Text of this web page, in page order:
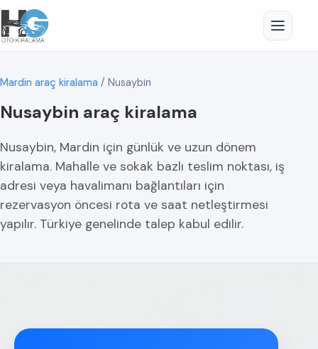
Mardin araç kiralama / Nusaybin
Nusaybin araç kiralama
Nusaybin, Mardin için günlük ve uzun dönem
kiralama. Mahalle ve sokak bazlı teslim noktası, iş
adresi veya havalimanı bağlantıları için
rezervasyon öncesi rota ve saat netleştirmesi
yapılır. Türkiye genelinde talep kabul edilir.